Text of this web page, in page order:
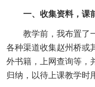
一、收集资料，课前
教学前，我布置了一
各种渠道收集赵州桥或
外书籍，上网查询等，
归纳，以待上课教学时